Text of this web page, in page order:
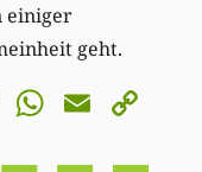
einiger
geht.
BlueskyEmail